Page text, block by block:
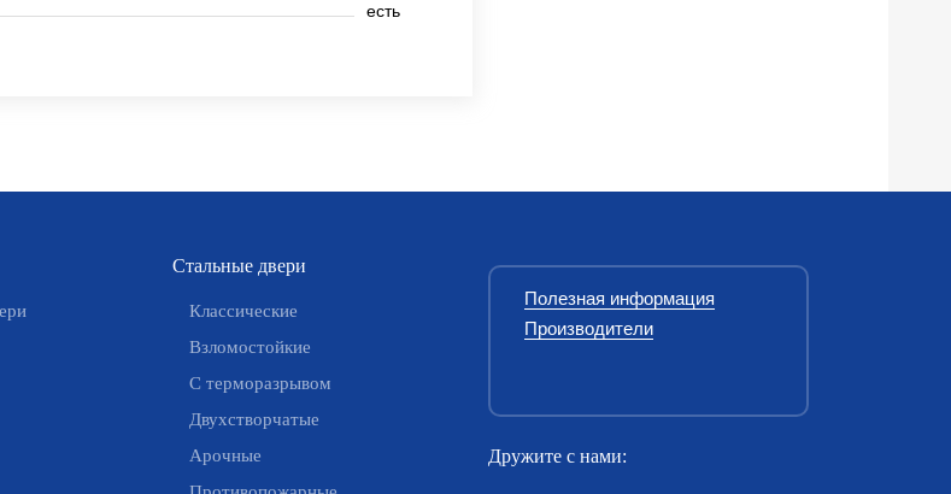
есть
Стальные двери
Классические
Взломостойкие
С терморазрывом
Двухстворчатые
Арочные
Полезная информация
Производители
Дружите с нами: